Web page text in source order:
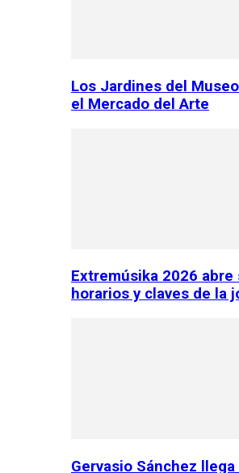
Los Jardines del
el Mercado del Arte
Extremúsika 2026 abre
horarios y claves de la
Gervasio Sánchez